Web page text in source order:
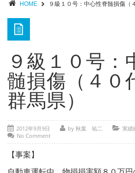
部位別症状
- 部位別解説 ～ 交通事故外傷の
- 高次脳機能障害の皆様へ
保険の百科事典
ご相談・お問い合わせ
HOME ９級１０号：中心性脊髄損傷（
９級１０号：
髄損傷（４０
群馬県）
2012年9月9日 by 秋葉 祐二 実績
No Comment
【事案】